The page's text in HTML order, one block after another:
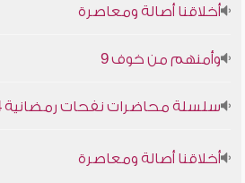
أخلاقنا أصالة ومعاصرة
وأمنهم من خوف 9
سلسلة محاضرات نفحات رمضانية 1444هـ
أخلاقنا أصالة ومعاصرة